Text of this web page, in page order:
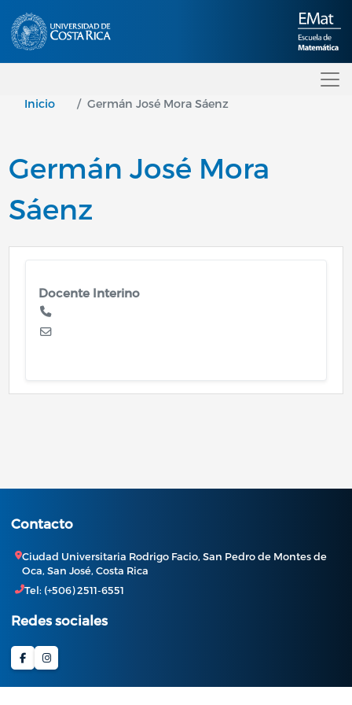
Inicio Germán José Mora Sáenz
Germán José Mora
Sáenz
Docente Interino
Contacto
Ciudad Universitaria Rodrigo Facio, San Pedro de Montes de
Oca, San José, Costa Rica
Tel: (+506) 2511-6551
Redes sociales